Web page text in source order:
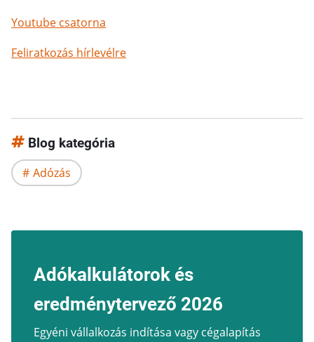
Youtube csatorna
Feliratkozás hírlevélre
Blog kategória
Adózás
Adókalkulátorok és
eredménytervező 2026
Egyéni vállalkozás indítása vagy cégalapítás